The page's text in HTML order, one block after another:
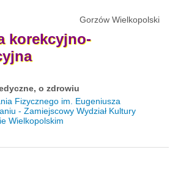
Gorzów Wielkopolski
korekcyjno-
o zdrowiu
Fizycznego im. Eugeniusza
- Zamiejscowy Wydział Kultury
Wielkopolskim